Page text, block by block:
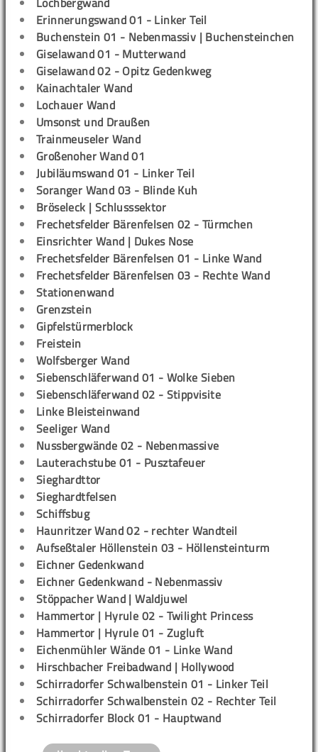
Erinnerungswand 01 - Linker Teil
Buchenstein 01 - Nebenmassiv | Buchensteinchen
Giselawand 01 - Mutterwand
Giselawand 02 - Opitz Gedenkweg
Kainachtaler Wand
Lochauer Wand
Umsonst und Draußen
Trainmeuseler Wand
Großenoher Wand 01
Jubiläumswand 01 - Linker Teil
Soranger Wand 03 - Blinde Kuh
Bröseleck | Schlusssektor
Frechetsfelder Bärenfelsen 02 - Türmchen
Einsrichter Wand | Dukes Nose
Frechetsfelder Bärenfelsen 01 - Linke Wand
Frechetsfelder Bärenfelsen 03 - Rechte Wand
Stationenwand
Grenzstein
Gipfelstürmerblock
Freistein
Wolfsberger Wand
Siebenschläferwand 01 - Wolke Sieben
Siebenschläferwand 02 - Stippvisite
Linke Bleisteinwand
Seeliger Wand
Nussbergwände 02 - Nebenmassive
Lauterachstube 01 - Pusztafeuer
Sieghardttor
Sieghardtfelsen
Schiffsbug
Haunritzer Wand 02 - rechter Wandteil
Aufseßtaler Höllenstein 03 - Höllensteinturm
Eichner Gedenkwand
Eichner Gedenkwand - Nebenmassiv
Stöppacher Wand | Waldjuwel
Hammertor | Hyrule 02 - Twilight Princess
Hammertor | Hyrule 01 - Zugluft
Eichenmühler Wände 01 - Linke Wand
Hirschbacher Freibadwand | Hollywood
Schirradorfer Schwalbenstein 01 - Linker Teil
Schirradorfer Schwalbenstein 02 - Rechter Teil
Schirradorfer Block 01 - Hauptwand